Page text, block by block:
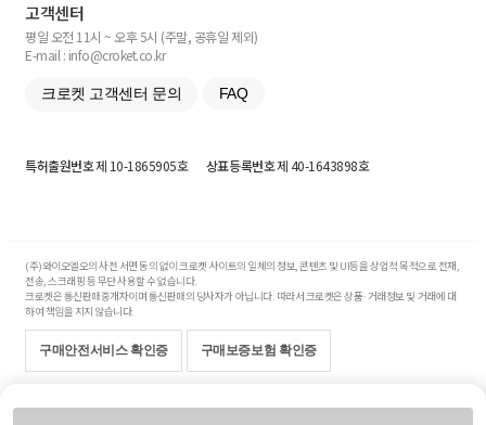
고객센터
평일 오전 11시 ~ 오후 5시 (주말, 공휴일 제외)
E-mail : info@croket.co.kr
크로켓 고객센터 문의 FAQ
특허출원번호제 10-1865905호 상표등록번호제 40-1643898호
(주)와이오엘오의 사전 서면 동의 없이 크로켓 사이트의 일체의 정보, 콘텐츠 및 UI등을 상업적 목적으로 전재,
전송, 스크래핑 등 무단 사용할 수 없습니다.
크로켓은 통신판매중개자이며 통신판매의 당사자가 아닙니다. 따라서 크로켓은 상품·거래정보 및 거래에 대
하여 책임을 지지 않습니다.
구매안전서비스 확인증 구매보증보험 확인증